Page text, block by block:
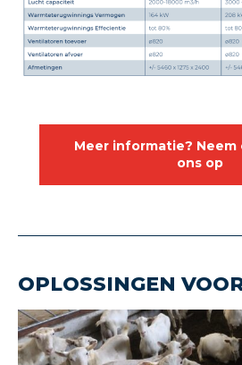
Meer informatie?
ons op
OPLOSSINGEN